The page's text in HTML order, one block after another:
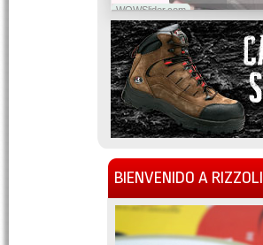
WOWSlider.com
BIENVENIDO A RIZZOLI